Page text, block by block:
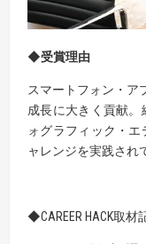
◆受賞理由
スマートフォン・ア
成長に大きく貢献
ォグラフィック・
ャレンジを実践され
◆CAREER HACK取材